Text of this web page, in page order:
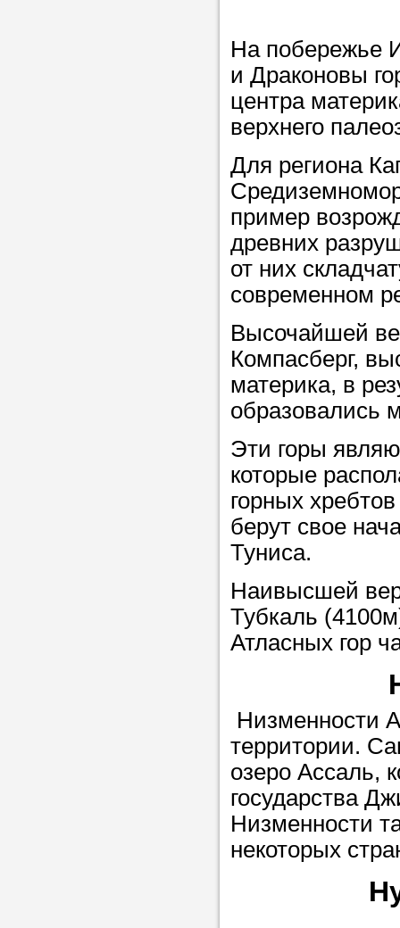
Мы
советам,
репетитора
Совет 2.
заявку на
то в поле
укажите как
чтобы мы
самого
репетитора.
Мы
в
советам,
репетитора
Совет 3.
студент-
хорошо
задачей. Он
цена ниже, и
найдет
На побережье
и Драконовы
центра
верхнего
Для региона
пример
древних
от них
современном
Высочайшей
Компасберг,
материка, в
образовались
Эти горы
которые
горных
берут свое
Туниса.
Наивысшей
Тубкаль
Атласных гор
Низменности
территории.
озеро Ассаль,
государства
Низменности
некоторых